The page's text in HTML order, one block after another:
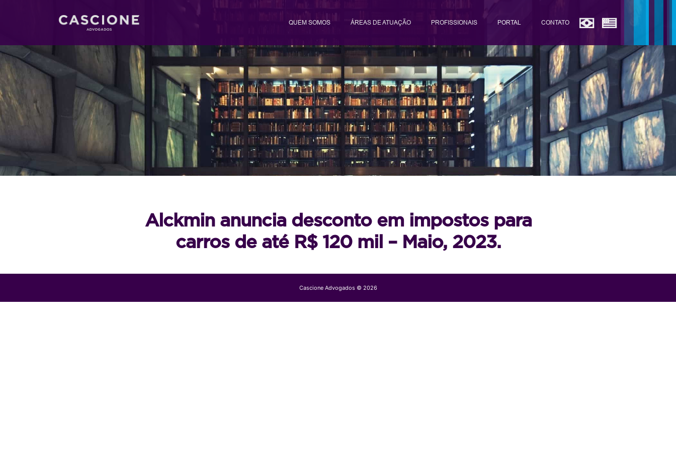
QUEM SOMOS ÁREAS DE ATUAÇÃO PROFISSIONAIS PORTAL CONTATO
Alckmin anuncia desconto em impostos para
carros de até R$ 120 mil – Maio, 2023.
Cascione Advogados © 2026